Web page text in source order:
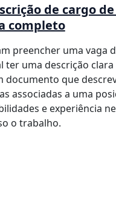
de cargo
completo
preencher uma vaga
ter uma descrição
documento que
associadas a uma
e experiência
o trabalho.